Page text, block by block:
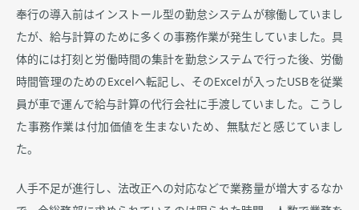
奉行の導入前はインストール型の勤怠システムが稼働していまし
たが、給与計算のために多くの事務作業が発生していました。具
体的には打刻と労働時間の集計を勤怠システムで行った後、労働
時間管理のためのExcelへ転記し、そのExcelが入ったUSBを従業
員が車で運んで給与計算の代行会社に手渡していました。こうし
た事務作業は付加価値を生まないため、無駄だと感じていまし
た。
人手不足が進行し、法改正への対応などで業務量が増大するなか